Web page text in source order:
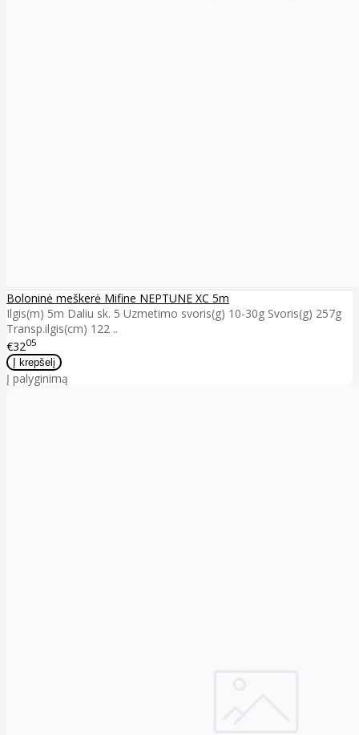
Boloninė meškerė Mifine NEPTUNE XC 5m
Ilgis(m) 5m Daliu sk. 5 Uzmetimo svoris(g) 10-30g Svoris(g) 257g
Transp.ilgis(cm) 122 ..
€3205
Į palyginimą